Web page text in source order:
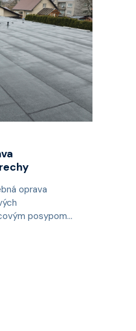
oprava
posypom...